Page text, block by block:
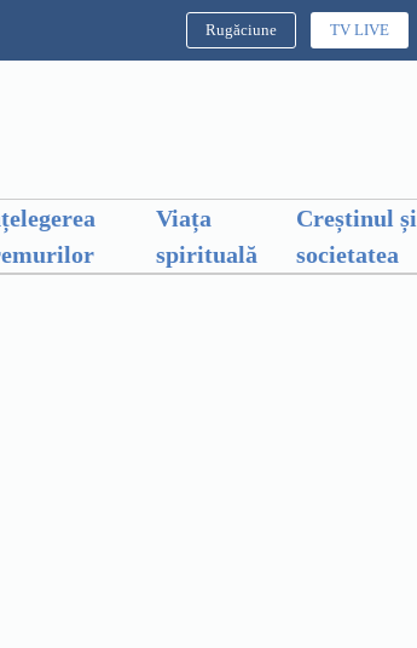
Rugăciune TV LIVE
Viața
spirituală
Creștinul și
societatea